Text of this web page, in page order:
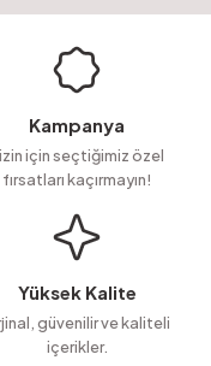
Kampanya
için seçtiğimiz özel
fırsatları kaçırmayın!
Yüksek Kalite
güvenilir ve kaliteli
içerikler.